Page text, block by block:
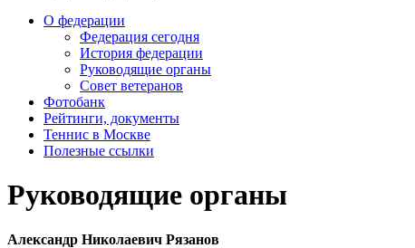
О федерации
Федерация сегодня
История федерации
Руководящие органы
Совет ветеранов
Фотобанк
Рейтинги, документы
Теннис в Москве
Полезные ссылки
Руководящие органы
Александр Николаевич Рязанов